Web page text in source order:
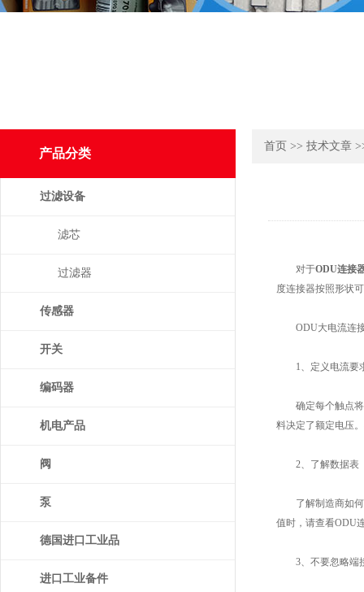
产品分类
过滤设备
滤芯
过滤器
传感器
开关
编码器
机电产品
阀
泵
德国进口工业品
进口工业备件
首页 >> 技术文章
对于ODU连接
度连接器按照形状
ODU大电流连接
1、定义电流要
确定每个触点将
料决定了额定电压
2、了解数据表
了解制造商如何
值时，请查看ODU
3、不要忽略端